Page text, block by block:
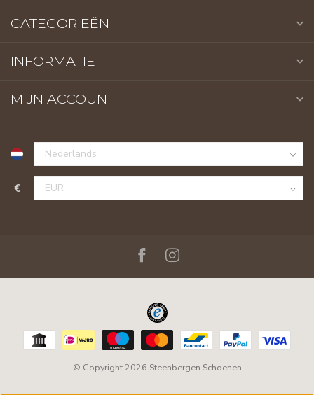
CATEGORIEËN
INFORMATIE
MIJN ACCOUNT
€
© Copyright 2026 Steenbergen Schoenen